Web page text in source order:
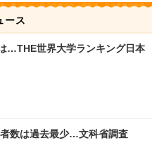
ース
…THE世界大学ランキング日本
数は過去最少…文科省調査